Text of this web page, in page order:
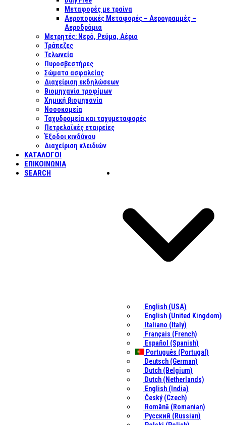
Μεταφορές με τραίνα
Αεροπορικές Μεταφορές – Αερογραμμές –
Αεροδρόμια
Μετρητές: Νερό, Ρεύμα, Αέριο
Τράπεζες
Τελωνεία
Πυροσβεστήρες
Σώματα ασφαλείας
Διαχείριση εκδηλώσεων
Βιομηχανία τροφίμων
Χημική βιομηχανία
Νοσοκομεία
Ταχυδρομεία και ταχυμεταφορές
Πετρελαϊκές εταιρείες
Έξοδοι κινδύνου
Διαχείριση κλειδιών
ΚΑΤΑΛΟΓΟΙ
ΕΠΙΚΟΙΝΩΝΊΑ
English (USA)
English (United Kingdom)
Italiano (Italy)
Français (French)
Español (Spanish)
Português (Portugal)
Deutsch (German)
Dutch (Belgium)
Dutch (Netherlands)
English (India)
Český (Czech)
Română (Romanian)
Русский (Russian)
SEARCH